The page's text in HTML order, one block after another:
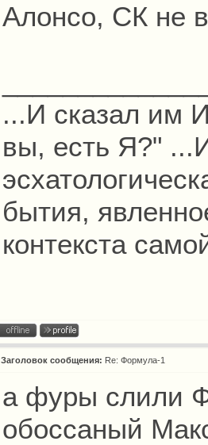
Алонсо, СК не
...И сказал им
вы, есть Я?"
бытия,
контекста
Заголовок сообщения: Re: Формула-1
а фуры слили
обоссаный